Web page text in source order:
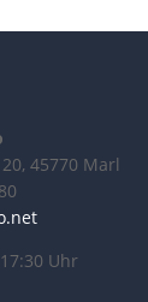
45770 Marl
Uhr